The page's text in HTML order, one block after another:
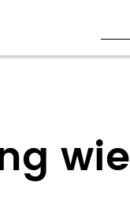
wie